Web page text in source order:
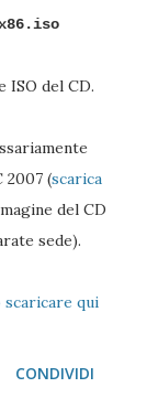
ISO del CD.
2007 (scarica
del CD
sede).
scaricare qui
CONDIVIDI